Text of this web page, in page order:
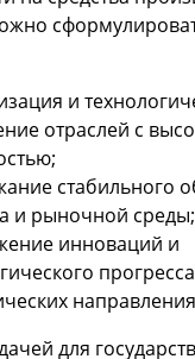
и
отраслей с
стабильного
и рыночной среды;
инноваций и
для